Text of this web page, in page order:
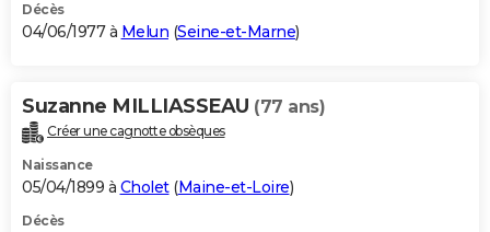
Décès
04/06/1977 à Melun (Seine-et-Marne)
Suzanne MILLIASSEAU (77 ans)
Créer une cagnotte obsèques
Naissance
05/04/1899 à Cholet(Maine-et-Loire)
Décès